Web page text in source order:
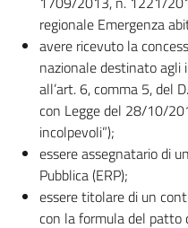
regionale Emergenza
avere ricevuto la
nazionale destinato agli
all’art. 6, comma 5, del
con Legge del 28/10/
incolpevoli”);
essere assegnatario di
Pubblica (ERP);
essere titolare di un
con la formula del patto